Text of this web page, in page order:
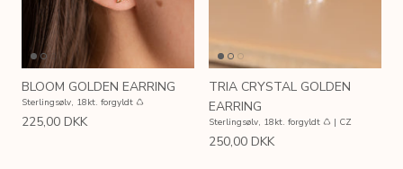
BLOOM GOLDEN EARRING
Sterlingsølv, 18kt. forgyldt ♺
225,00 DKK
TRIA CRYSTAL GOLDEN
EARRING
Sterlingsølv, 18kt. forgyldt ♺ | CZ
250,00 DKK